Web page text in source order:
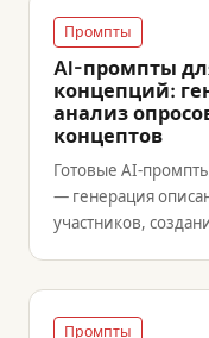
Промпты
AI-промпты
концепций:
анализ
концептов
Готовые AI-
— генерация
участников,
Промпты